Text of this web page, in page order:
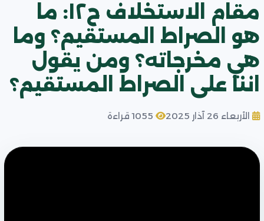
مقام الاستخلاف ح١٢: ما
هو الصراط المستقيم؟ وما
هي مخرجاته؟ ومن يقول
اننا على الصراط المستقيم؟
الأربعاء 26 آذار 2025